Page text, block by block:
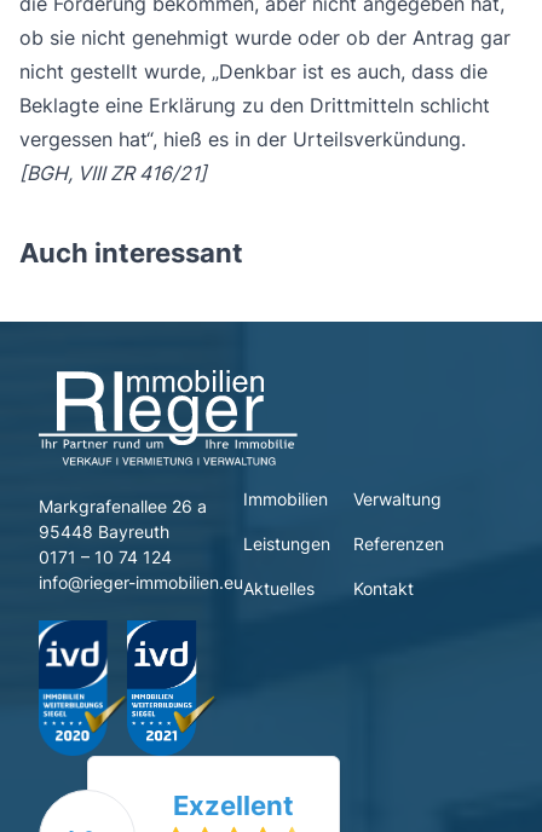
ob sie nicht genehmigt wurde oder ob der Antrag gar
nicht gestellt wurde, „Denkbar ist es auch, dass die
Beklagte eine Erklärung zu den Drittmitteln schlicht
vergessen hat“, hieß es in der Urteilsverkündung.
[BGH, VIII ZR 416/21]
Auch interessant
Markgrafenallee 26 a
95448 Bayreuth
0171 – 10 74 124
info@rieger-immobilien.eu
Immobilien Verwaltung
Leistungen Referenzen
Aktuelles Kontakt
Exzellent